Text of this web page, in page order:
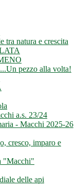
tra natura e crescita
pezzo alla volta!
a.s. 23/24
- Macchi 2025-26
cresco, imparo e
"Macchi"
delle api